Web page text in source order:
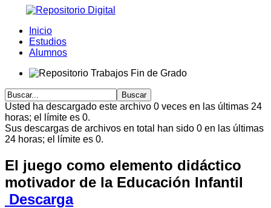
Inicio
Estudios
Alumnos
Usted ha descargado este archivo 0 veces en las últimas 24
horas; el límite es 0.
Sus descargas de archivos en total han sido 0 en las últimas
24 horas; el límite es 0.
El juego como elemento didáctico
motivador de la Educación Infantil
Descarga